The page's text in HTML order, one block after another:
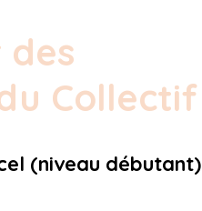
Collectif
(niveau débutant)